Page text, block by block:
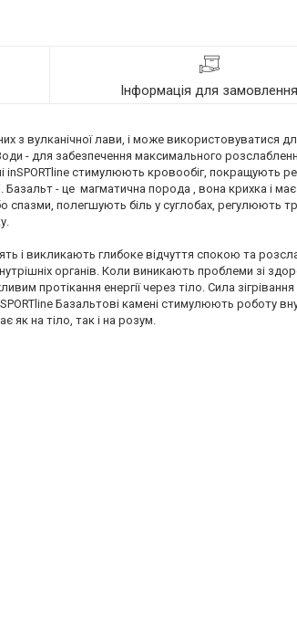
Інформація для замовлення
з вулканічної лави, і може використовуватися
- для забезпечення максимального
inSPORTline стимулюють кровообіг, покращують
Базальт - це магматична порода , вона крихка і
спазми, полегшують біль у суглобах, регулюють
і викликають глибоке відчуття спокою та
органів. Коли виникають проблеми зі
протікання енергії через тіло. Сила
Базальтові камені стимулюють роботу
як на тіло, так і на розум.